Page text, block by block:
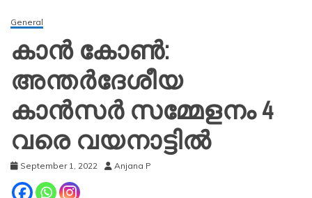
General
കാൻ കോൺ:
അന്തർദേശീയ
കാൻസർ സമ്മേളനം 4
വരെ വയനാട്ടിൽ
September 1, 2022 Anjana P